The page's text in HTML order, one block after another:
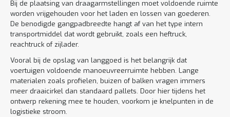
Bij de plaatsing van draagarmstellingen moet voldoende ruimte
worden vrijgehouden voor het laden en lossen van goederen.
De benodigde gangpadbreedte hangt af van het type intern
transportmiddel dat wordt gebruikt, zoals een heftruck,
reachtruck of zijlader.
Vooral bij de opslag van langgoed is het belangrijk dat
voertuigen voldoende manoeuvreerruimte hebben. Lange
materialen zoals profielen, buizen of balken vragen immers
meer draaicirkel dan standaard pallets. Door hier tijdens het
ontwerp rekening mee te houden, voorkom je knelpunten in de
logistieke stroom.